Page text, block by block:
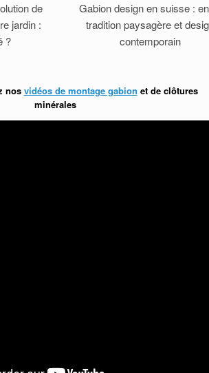
de
jardin :
?
Gabion design en suisse :
tradition paysagère et
contemporain
nos vidéos de montage gabion et de clôtures
minérales